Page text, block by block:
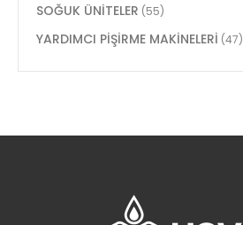
SOĞUK ÜNİTELER (55)
YARDIMCI PİŞİRME MAKİNELERİ (47)